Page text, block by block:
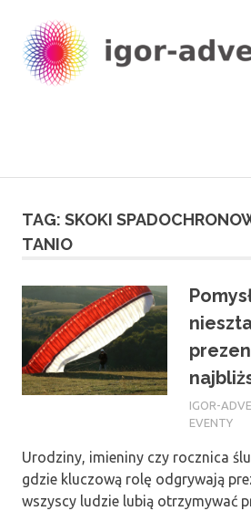
content
TAG: SKOKI
TANIO
30
IGOR-
EVENTY
Urodziny, imieniny czy rocznica
gdzie kluczową rolę odgrywają
wszyscy ludzie lubią otrzymywać